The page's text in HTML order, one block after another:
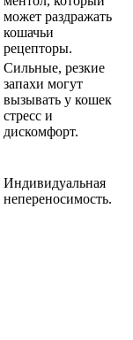
может раздражать
кошачьи
рецепторы.
Сильные, резкие
запахи могут
вызывать у кошек
стресс и
дискомфорт.
Индивидуальная
непереносимость.